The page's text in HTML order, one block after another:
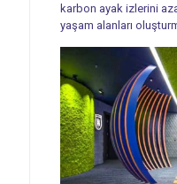
karbon ayak izlerini
yaşam alanları